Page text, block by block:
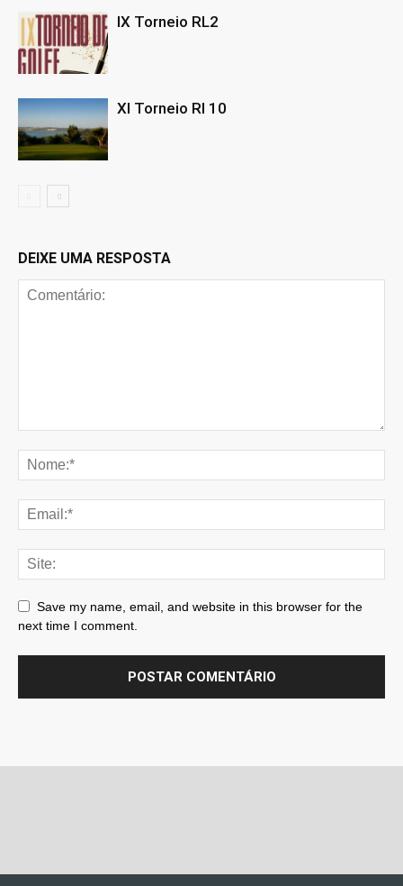
IX Torneio RL2
XI Torneio RI 10
DEIXE UMA RESPOSTA
Save my name, email, and website in this browser for the
next time I comment.